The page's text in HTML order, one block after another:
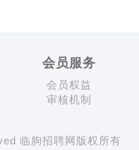
会员服务
会员权益
审核机制
临朐招聘网版权所有